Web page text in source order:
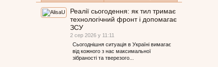
Реалії сьогодення: як тил тримає
технологічний фронт і допомагає
ЗСУ
2 сер 2026 у 11:11
Сьогоднішня ситуація в Україні вимагає
від кожного з нас максимальної
зібраності та тверезого...